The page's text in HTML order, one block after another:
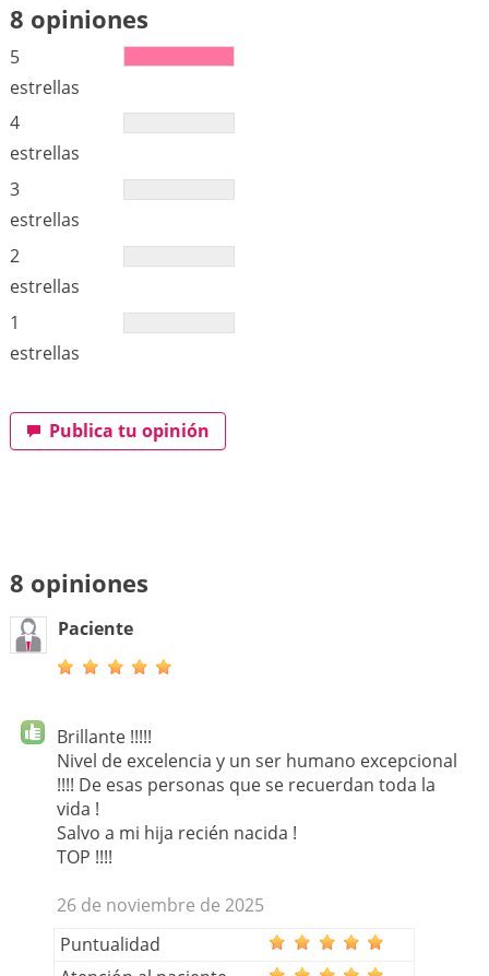
8 opiniones
5
estrellas
4
estrellas
3
estrellas
2
estrellas
1
estrellas
Publica tu opinión
8 opiniones
Paciente
Brillante !!!!!
Nivel de excelencia y un ser humano excepcional
!!!! De esas personas que se recuerdan toda la
vida !
Salvo a mi hija recién nacida !
TOP !!!!
26 de noviembre de 2025
Puntualidad